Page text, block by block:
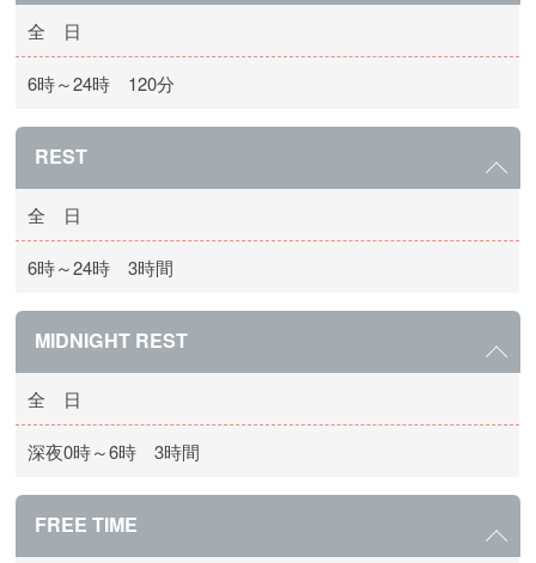
全 日
6時～24時 120分
REST
全 日
6時～24時 3時間
MIDNIGHT REST
全 日
深夜0時～6時 3時間
FREE TIME